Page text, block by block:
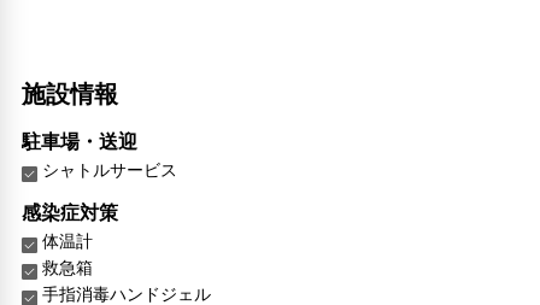
施設情報
駐車場・送迎
シャトルサービス
感染症対策
体温計
救急箱
手指消毒ハンドジェル